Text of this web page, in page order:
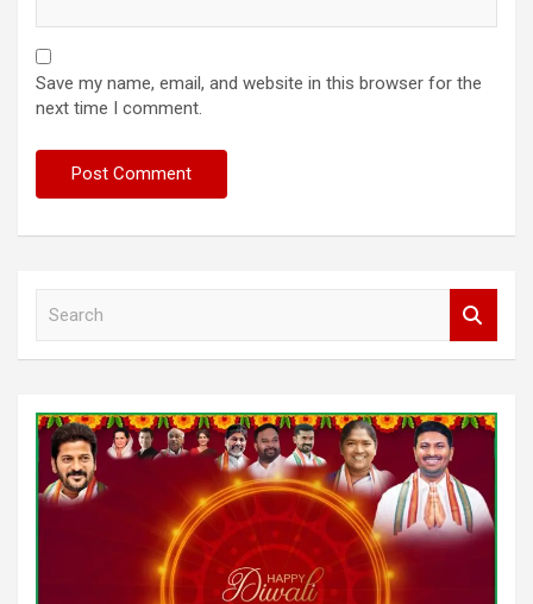
Save my name, email, and website in this browser for the
next time I comment.
h